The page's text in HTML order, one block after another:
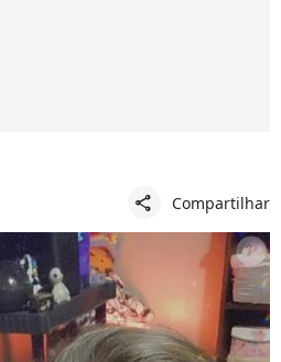
share Compartilhar